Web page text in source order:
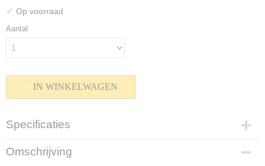
✓ Op voorraad
Aantal
IN WINKELWAGEN
Specificaties
Productcode
P-1600-62
Omschrijving